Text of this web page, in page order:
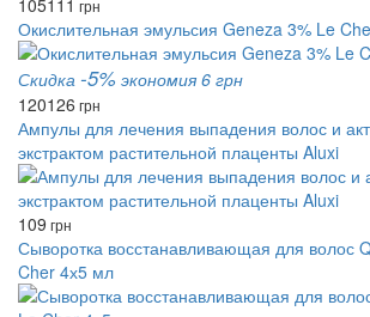
105111 грн
Окислительная эмульсия Geneza 3% Le
Скидка -5% экономия 6 грн
120126 грн
Ампулы для лечения выпадения волос и
экстрактом растительной плаценты Aluxi
109 грн
Сыворотка восстанавливающая для волос
Cher 4х5 мл